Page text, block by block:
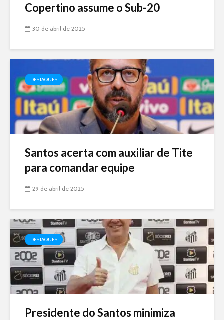
Copertino assume o Sub-20
30 de abril de 2025
DESTAQUES
Santos acerta com auxiliar de Tite
para comandar equipe
29 de abril de 2025
DESTAQUES
Presidente do Santos minimiza